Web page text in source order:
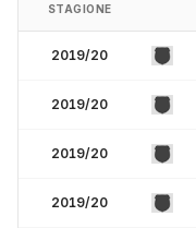
STAGIONE
2019/20
2019/20
2019/20
2019/20